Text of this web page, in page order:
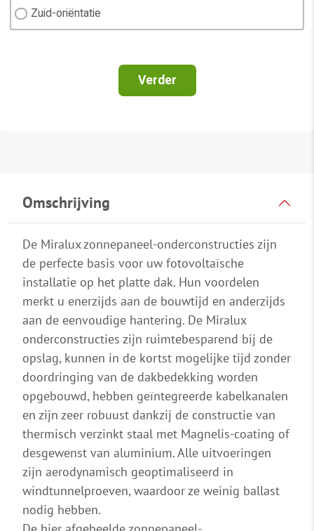
Omschrijving
De Miralux zonnepaneel-onderconstructies zijn
de perfecte basis voor uw fotovoltaïsche
installatie op het platte dak. Hun voordelen
merkt u enerzijds aan de bouwtijd en anderzijds
aan de eenvoudige hantering. De Miralux
onderconstructies zijn ruimtebesparend bij de
opslag, kunnen in de kortst mogelijke tijd zonder
doordringing van de dakbedekking worden
opgebouwd, hebben geïntegreerde kabelkanalen
en zijn zeer robuust dankzij de constructie van
thermisch verzinkt staal met Magnelis-coating of
desgewenst van aluminium. Alle uitvoeringen
zijn aerodynamisch geoptimaliseerd in
windtunnelproeven, waardoor ze weinig ballast
nodig hebben.